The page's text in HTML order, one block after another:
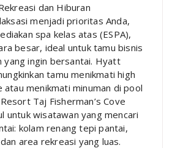
dan Hiburan
menjadi prioritas Anda,
spa kelas atas (ESPA),
besar, ideal untuk tamu bisnis
yang ingin bersantai. Hyatt
tamu menikmati high
menikmati minuman di pool
Resort Taj Fisherman’s Cove
untuk wisatawan yang mencari
kolam renang tepi pantai,
area rekreasi yang luas.